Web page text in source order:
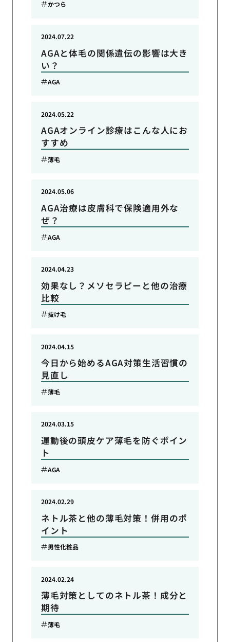
かつら
AGAと体毛の関係遺伝の影響は大き
い？
2024.07.22
AGA
AGAオンライン診療はこんな人にお
すすめ
2024.05.22
薄毛
AGA治療は皮膚科で保険適用外な
ぜ？
2024.05.06
AGA
効果なし？メソセラピーと他の治療
比較
2024.04.23
抜け毛
今日から始めるAGA対策生活習慣の
見直し
2024.04.15
薄毛
運動後の頭皮ケア薄毛を防ぐポイン
ト
2024.03.15
AGA
ネトル茶と他の薄毛対策！併用のポ
イント
2024.02.29
男性化粧品
薄毛対策としてのネトル茶！成分と
期待
2024.02.24
薄毛